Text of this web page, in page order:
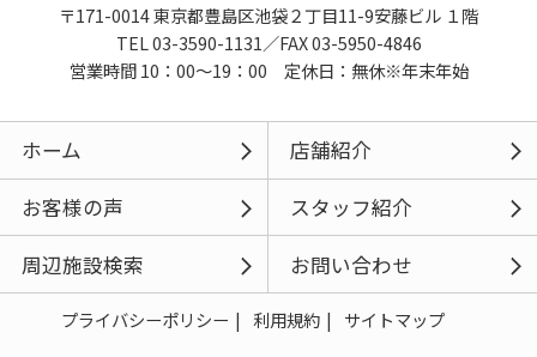
〒171-0014 東京都豊島区池袋２丁目11-9安藤ビル １階
TEL 03-3590-1131／FAX 03-5950-4846
営業時間 10：00～19：00 定休日：無休※年末年始
ホーム
店舗紹介
お客様の声
スタッフ紹介
周辺施設検索
お問い合わせ
プライバシーポリシー 利用規約 サイトマップ